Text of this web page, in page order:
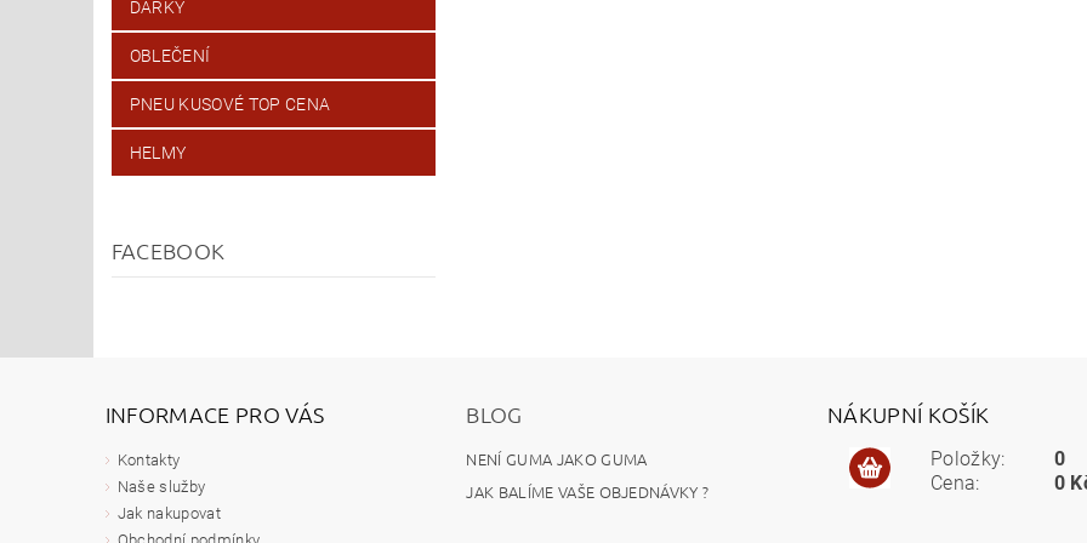
DÁRKY
OBLEČENÍ
PNEU KUSOVÉ TOP CENA
HELMY
FACEBOOK
INFORMACE PRO VÁS
Kontakty
Naše služby
Jak nakupovat
BLOG
NENÍ GUMA JAKO GUMA
JAK BALÍME VAŠE OBJEDNÁVKY ?
NÁKUPNÍ KOŠÍK
Položky:
Cena:
0
0